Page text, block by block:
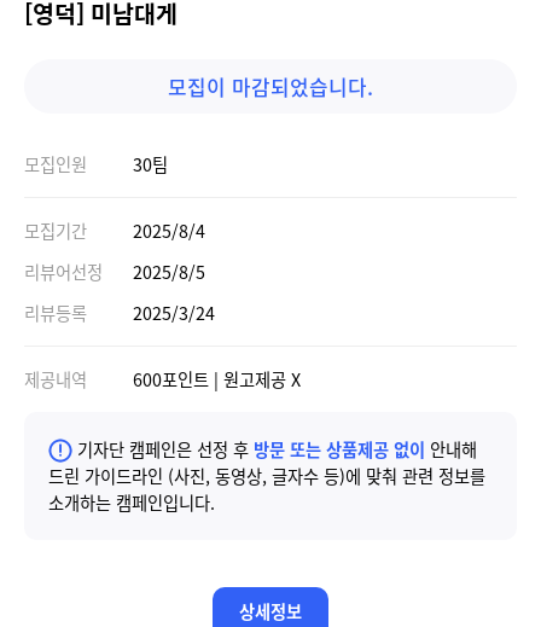
[영덕] 미남대게
모집이 마감되었습니다.
모집인원 30팀
모집기간
2025/8/4
리뷰어선정
2025/8/5
리뷰등록
2025/3/24
제공내역 600포인트 | 원고제공 X
기자단 캠페인은 선정 후 방문 또는 상품제공 없이 안내해
드린 가이드라인 (사진, 동영상, 글자수 등)에 맞춰 관련 정보를
소개하는 캠페인입니다.
상세정보